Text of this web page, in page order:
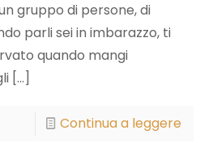
gruppo di persone, di
parli sei in imbarazzo, ti
quando mangi
[…]
Continua a leggere